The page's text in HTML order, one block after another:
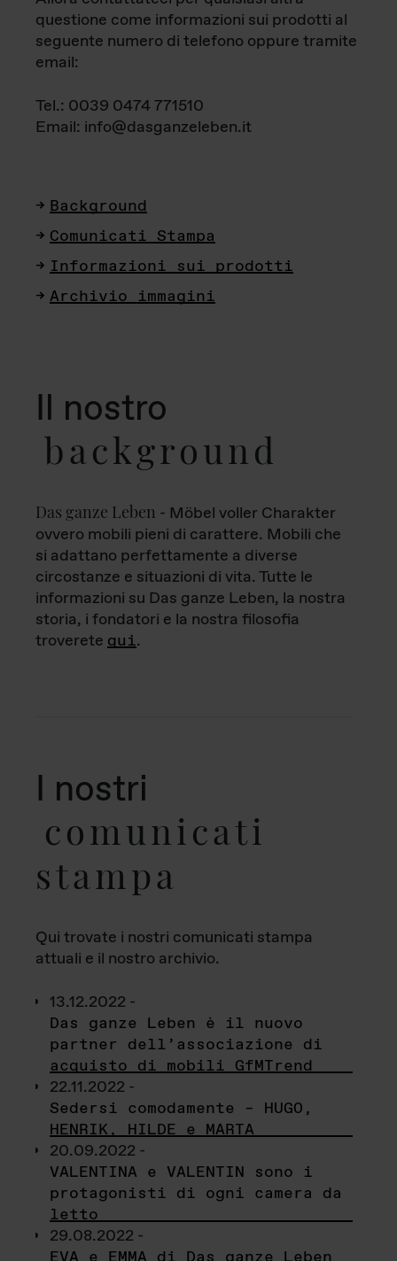
questione come informazioni sui prodotti al
seguente numero di telefono oppure tramite
email:
Tel.: 0039 0474 771510
Email: info@dasganzeleben.it
Background
Comunicati Stampa
Informazioni sui prodotti
Archivio immagini
Il nostro
background
Das ganze Leben - Möbel voller Charakter
ovvero mobili pieni di carattere. Mobili che
si adattano perfettamente a diverse
circostanze e situazioni di vita. Tutte le
informazioni su Das ganze Leben, la nostra
storia, i fondatori e la nostra filosofia
troverete qui.
I nostri
comunicati
stampa
Qui trovate i nostri comunicati stampa
attuali e il nostro archivio.
13.12.2022 -
Das ganze Leben è il nuovo
partner dell’associazione di
acquisto di mobili GfMTrend
22.11.2022 -
Sedersi comodamente – HUGO,
HENRIK, HILDE e MARTA
20.09.2022 -
VALENTINA e VALENTIN sono i
protagonisti di ogni camera da
letto
29.08.2022 -
EVA e EMMA di Das ganze Leben